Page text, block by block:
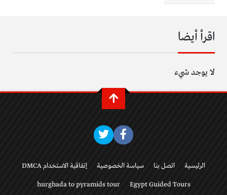
اقرأ أيضا
لا يوجد شيء
الرئيسية اتصل بنا سياسة الخصوصية إتفاقية الاستخدام DMCA
Egypt Guided Tours
hurghada to pyramids tour